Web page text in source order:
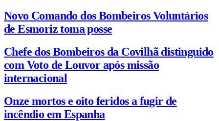
Novo Comando dos Bombeiros Voluntários
de Esmoriz toma posse
Chefe dos Bombeiros da Covilhã distinguido
com Voto de Louvor após missão
internacional
Onze mortos e oito feridos a fugir de
incêndio em Espanha